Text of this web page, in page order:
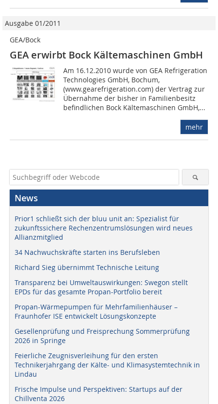
Ausgabe 01/2011
GEA/Bock
GEA erwirbt Bock Kältemaschinen GmbH
Am 16.12.2010 wurde von GEA Refrigeration
Technologies GmbH, Bochum,
(www.gearefrigeration.com) der Vertrag zur
Übernahme der bisher in Familienbesitz
befindlichen Bock Kältemaschinen GmbH,...
mehr
News
Prior1 schließt sich der bluu unit an: Spezialist für
zukunftssichere Rechenzentrumslösungen wird neues
Allianzmitglied
34 Nachwuchskräfte starten ins Berufsleben
Richard Sieg übernimmt Technische Leitung
Transparenz bei Umweltauswirkungen: Swegon stellt
EPDs für das gesamte Propan-Portfolio bereit
Propan-Wärmepumpen für Mehrfamilienhäuser –
Fraunhofer ISE entwickelt Lösungskonzepte
Gesellenprüfung und Freisprechung Sommerprüfung
2026 in Springe
Feierliche Zeugnisverleihung für den ersten
Technikerjahrgang der Kälte- und Klimasystemtechnik in
Lindau
Frische Impulse und Perspektiven: Startups auf der
Chillventa 2026